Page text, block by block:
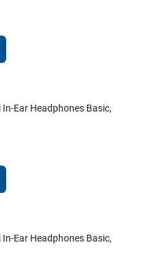
Ear Headphones Basic,
Ear Headphones Basic,